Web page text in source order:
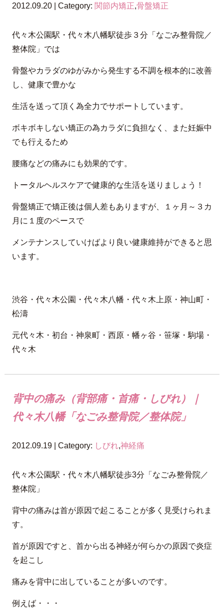
2012.09.20 | Category: 関節内矯正,骨盤矯正
代々木公園駅・代々木八幡駅徒歩３分「なごみ整骨院／
整体院」では
骨盤やカラダのゆがみから発生する不調を根本的に改善
し、健康で豊かな
生活を送って頂く為全力でサポートしています。
ボキボキしない矯正の為カラダに負担なく、また妊娠中
でも行えるため
腰痛などの痛みにも効果的です。
トータルヘルスケアで健康的な生活を送りましょう！
骨盤矯正で矯正後は個人差もありますが、１ヶ月～３カ
月に１度のペースで
メンテナンスしていけばより良い健康維持ができると思
います。
渋谷・代々木公園・代々木八幡・代々木上原・神山町・
松濤
元代々木・初台・神泉町・西原・幡ヶ谷・笹塚・駒場・
代々木
背中の痛み（背部痛・首痛・しびれ）｜
代々木八幡「なごみ整骨院／整体院」
2012.09.19 | Category: しびれ,神経痛
代々木公園駅・代々木八幡駅徒歩3分「なごみ整骨院／
整体院」
背中の痛みは首が原因で起こることが多く見受けられま
す。
首が原因ですと、首から出る神経が何らかの原因で炎症
を起こし
痛みを背中に出していることが多いのです。
例えば・・・